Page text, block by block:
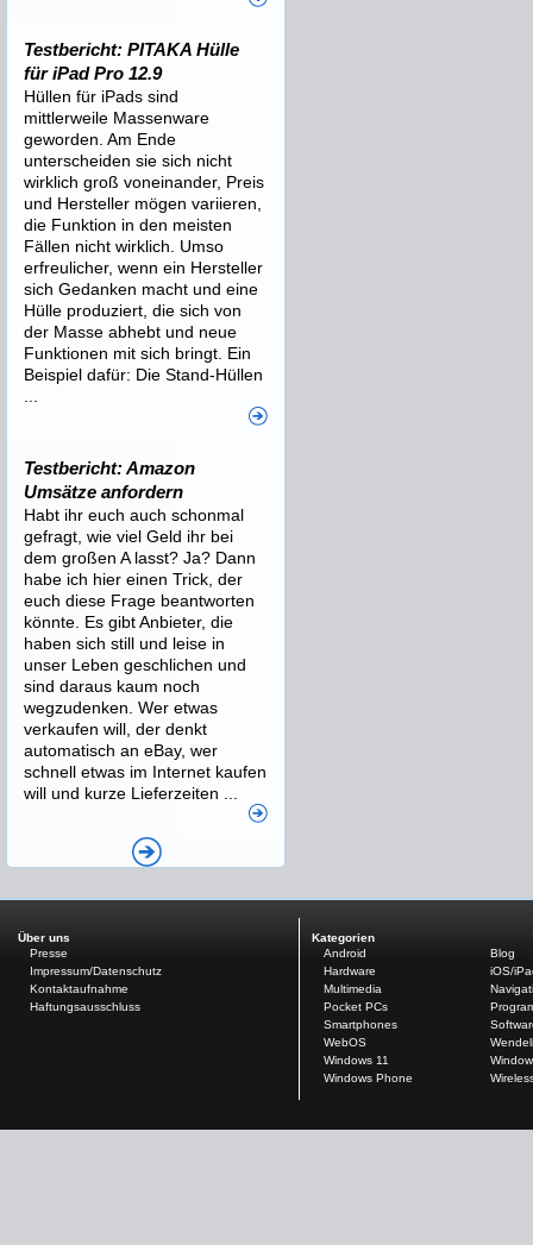
Testbericht: PITAKA Hülle
für iPad Pro 12.9
Hüllen für iPads sind
mittlerweile Massenware
geworden. Am Ende
unterscheiden sie sich nicht
wirklich groß voneinander, Preis
und Hersteller mögen variieren,
die Funktion in den meisten
Fällen nicht wirklich. Umso
erfreulicher, wenn ein Hersteller
sich Gedanken macht und eine
Hülle produziert, die sich von
der Masse abhebt und neue
Funktionen mit sich bringt. Ein
Beispiel dafür: Die Stand-Hüllen
Testbericht: Amazon
Umsätze anfordern
Habt ihr euch auch schonmal
gefragt, wie viel Geld ihr bei
dem großen A lasst? Ja? Dann
habe ich hier einen Trick, der
euch diese Frage beantworten
könnte. Es gibt Anbieter, die
haben sich still und leise in
unser Leben geschlichen und
sind daraus kaum noch
wegzudenken. Wer etwas
verkaufen will, der denkt
automatisch an eBay, wer
schnell etwas im Internet kaufen
will und kurze Lieferzeiten ...
Über uns
Presse
Impressum/Datenschutz
Kontaktaufnahme
Haftungsausschluss
Kategorien
Android
Blog
Hardware
iOS/
Multimedia
Pocket PCs
Smartphones
WebOS
Windows 11
Windows Phone